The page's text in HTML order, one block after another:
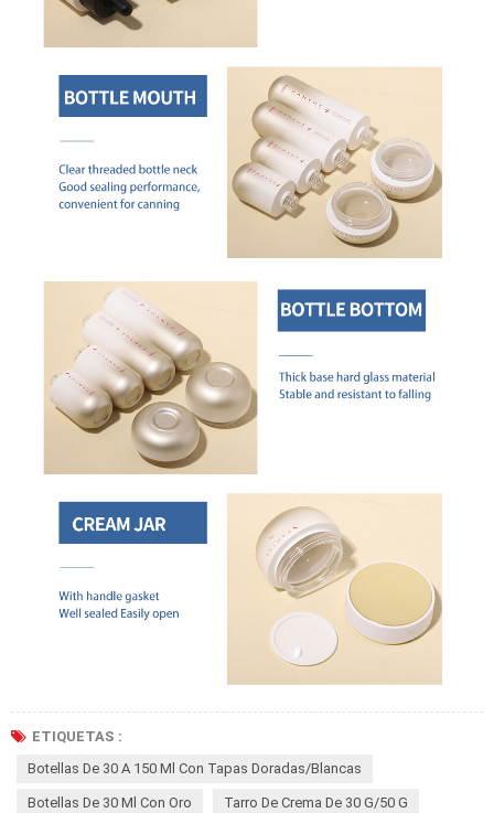
ETIQUETAS :
Botellas De 30 A 150 Ml Con Tapas Doradas/blancas
Botellas De 30 Ml Con Oro Tarro De Crema De 30 G/50 G